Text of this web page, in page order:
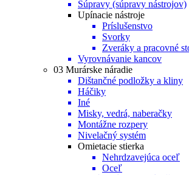
Súpravy (súpravy nástrojov)
Upínacie nástroje
Príslušenstvo
Svorky
Zveráky a pracovné
Vyrovnávanie kancov
03 Murárske náradie
Dištančné podložky a kliny
Háčiky
Iné
Misky, vedrá, naberačky
Montážne rozpery
Nivelačný systém
Omietacie stierka
Nehrdzavejúca oceľ
Oceľ